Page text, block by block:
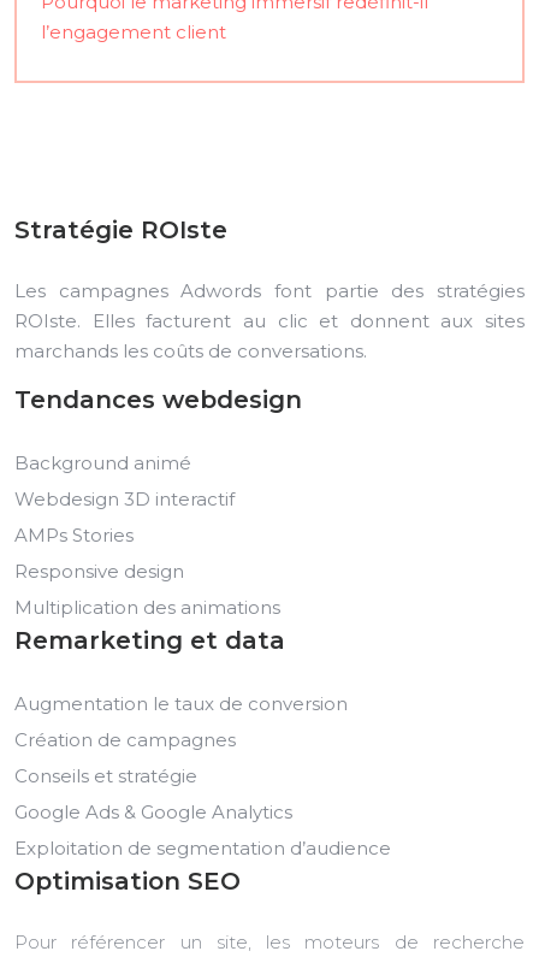
l’engagement client
Stratégie ROIste
Les campagnes Adwords font partie des stratégies
ROIste. Elles facturent au clic et donnent aux sites
marchands les coûts de conversations.
Tendances webdesign
Background animé
Webdesign 3D interactif
AMPs Stories
Responsive design
Multiplication des animations
Remarketing et data
Augmentation le taux de conversion
Création de campagnes
Conseils et stratégie
Google Ads & Google Analytics
Exploitation de segmentation d’audience
Optimisation SEO
Pour référencer un site, les moteurs de recherche